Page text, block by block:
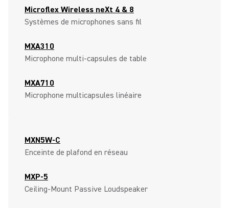
Microflex Wireless neXt 4 & 8
Systèmes de microphones sans fil
MXA310
Microphone multi-capsules de table
MXA710
Microphone multicapsules linéaire
MXN5W-C
Enceinte de plafond en réseau
MXP-5
Ceiling-Mount Passive Loudspeaker